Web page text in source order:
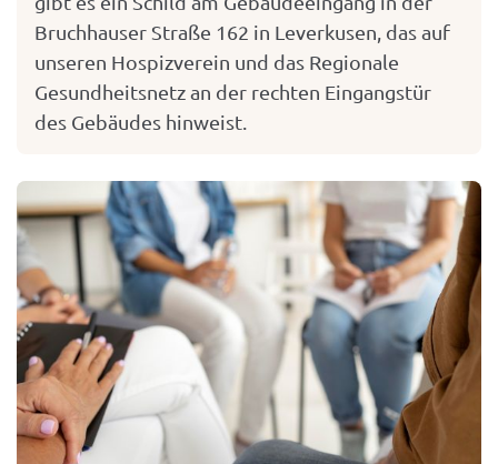
Bruchhauser Straße 162 in Leverkusen, das auf
unseren Hospizverein und das Regionale
Gesundheitsnetz an der rechten Eingangstür
des Gebäudes hinweist.